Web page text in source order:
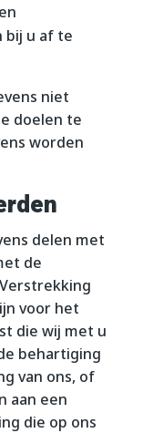
bij u af te
niet
doelen te
worden
delen met
de
voor het
die wij met u
behartiging
van ons, of
aan een
die op ons